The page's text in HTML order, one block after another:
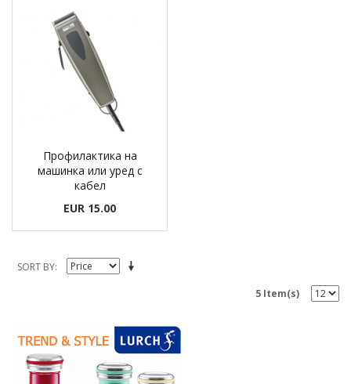
Профилактика на
машинка или уред с
кабел
EUR 15.00
SORT BY
5 Item(s)